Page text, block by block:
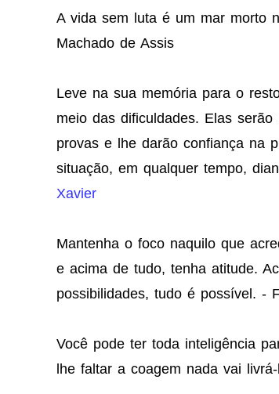
A vida sem luta é um mar morto
Machado de Assis
Leve na sua memória para o
meio das dificuldades. Elas
provas e lhe darão confiança na
situação, em qualquer tempo,
Xavier
Mantenha o foco naquilo que
e acima de tudo, tenha atitude.
possibilidades, tudo é possível. -
Você pode ter toda inteligência
lhe faltar a coagem nada vai